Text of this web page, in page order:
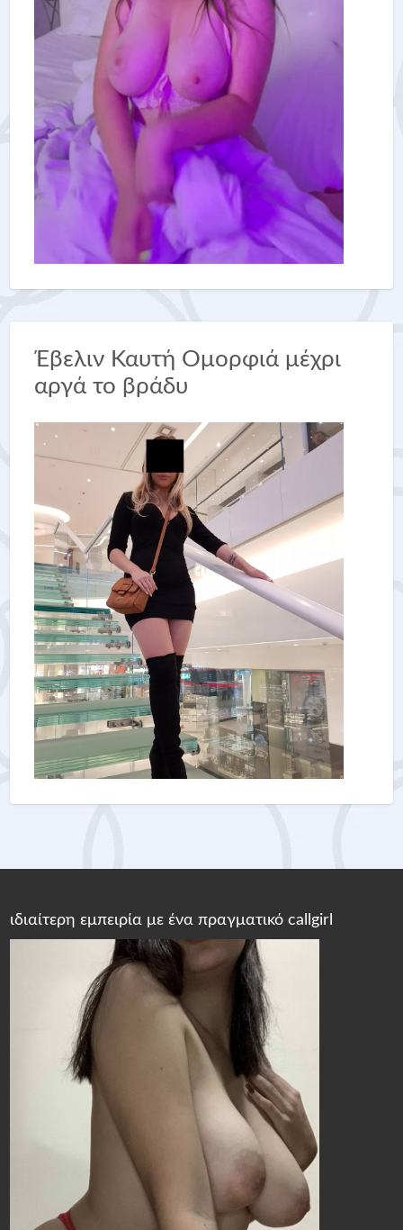
Έβελιν Καυτή Ομορφιά μέχρι
αργά το βράδυ
ιδιαίτερη εμπειρία με ένα πραγματικό callgirl